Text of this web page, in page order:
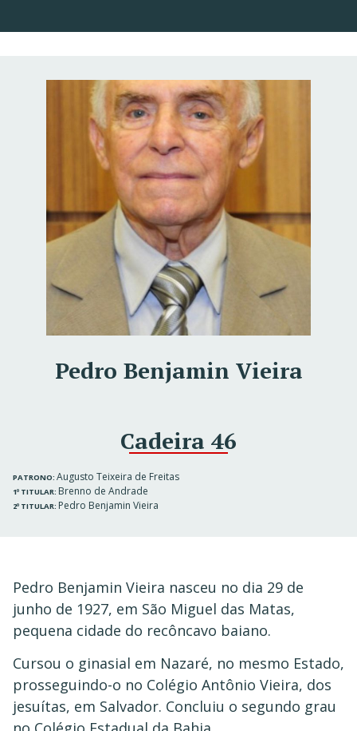
Pedro Benjamin Vieira
Cadeira 46
PATRONO: Augusto Teixeira de Freitas
1º TITULAR: Brenno de Andrade
2º TITULAR: Pedro Benjamin Vieira
Pedro Benjamin Vieira nasceu no dia 29 de
junho de 1927, em São Miguel das Matas,
pequena cidade do recôncavo baiano.
Cursou o ginasial em Nazaré, no mesmo Estado,
prosseguindo-o no Colégio Antônio Vieira, dos
jesuítas, em Salvador. Concluiu o segundo grau